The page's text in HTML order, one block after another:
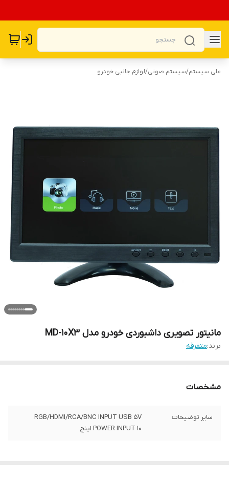
علی سیستم/سیستم صوتی/لوازم جانبی خودرو
مانیتور تصویری داشبوردی خودرو مدل MD-10X3
برند:متفرقه
مشخصات
سایر توضیحات
RGB/HDMI/RCA/BNC INPUT USB 5V
POWER INPUT 10 اینچ